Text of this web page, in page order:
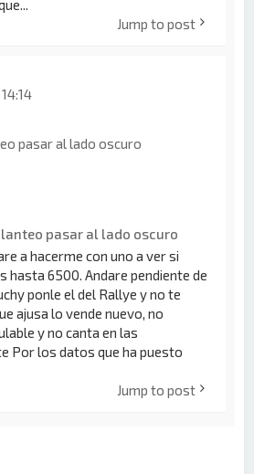
Jump to post
pasar al lado oscuro
pasar al lado oscuro
a hacerme con uno a ver si
hasta 6500. Andare pendiente de
ponle el del Rallye y no te
ajusa lo vende nuevo, no
y no canta en las
Por los datos que ha puesto
Jump to post